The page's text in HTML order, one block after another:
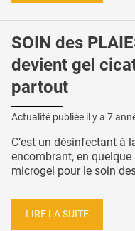
SOIN des
devient gel
partout
Actualité publiée il y a 7
C’est un désinfectant à
encombrant, en
microgel pour le soin
LIRE LA SUITE